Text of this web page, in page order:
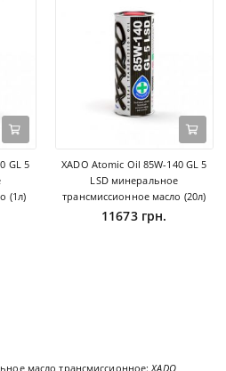
GL 5
(1л)
XADO Atomic Oil 85W-140 GL 5
LSD минеральное
трансмиссионное масло (20л)
11673 грн.
масло трансмиссионное:XADO,